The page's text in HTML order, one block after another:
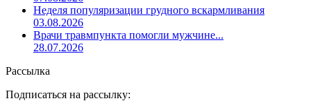
Неделя популяризации грудного вскармливания
03.08.2026
Врачи травмпункта помогли мужчине...
28.07.2026
Рассылка
Подписаться на рассылку: